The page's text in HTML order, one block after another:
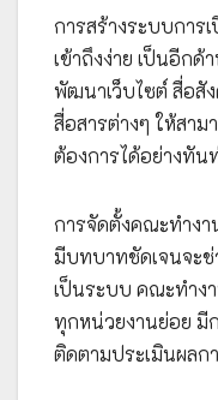
การสร้างระบบการ
เข้าถึงง่าย เป็นอีก
พัฒนาเว็บไซต์ สื่อสั
สื่อสารต่างๆ ให้สา
ต้องการได้อย่างทัน
การจัดตั้งคณะทำง
มีบทบาทชัดเจนจะช่
เป็นระบบ คณะทำง
ทุกหน่วยงานย่อย มี
ติดตามประเมินผลก